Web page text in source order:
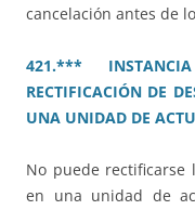
cancelación antes de
421.***
RECTIFICACIÓN DE
UNA UNIDAD DE
No puede
en una unidad de